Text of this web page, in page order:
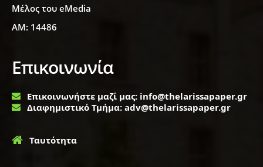
Μέλος του eMedia
ΑΜ: 14486
Επικοινωνία
Επικοινωνήστε μαζί μας: info@thelarissapaper.gr
Διαφημιστικό Τμήμα: adv@thelarissapaper.gr
Ταυτότητα